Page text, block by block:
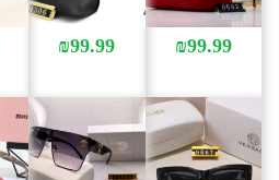
₪99.99
₪99.99